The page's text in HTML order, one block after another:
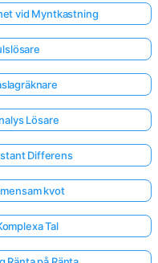
vid Myntkastning
Lösare
Differens
kvot
Tal